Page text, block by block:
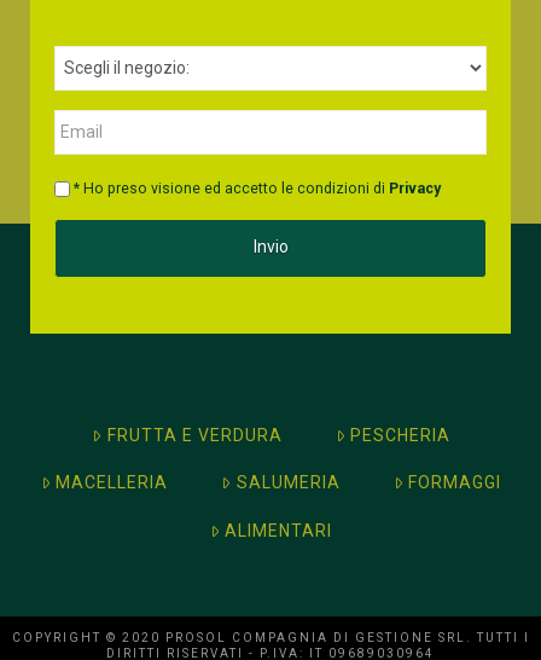
* Ho preso visione ed accetto le condizioni di Privacy
FRUTTA E VERDURA PESCHERIA
MACELLERIA SALUMERIA FORMAGGI
ALIMENTARI
COPYRIGHT © 2020 PROSOL COMPAGNIA DI GESTIONE SRL. TUTTI I
DIRITTI RISERVATI - P.IVA: IT 09689030964